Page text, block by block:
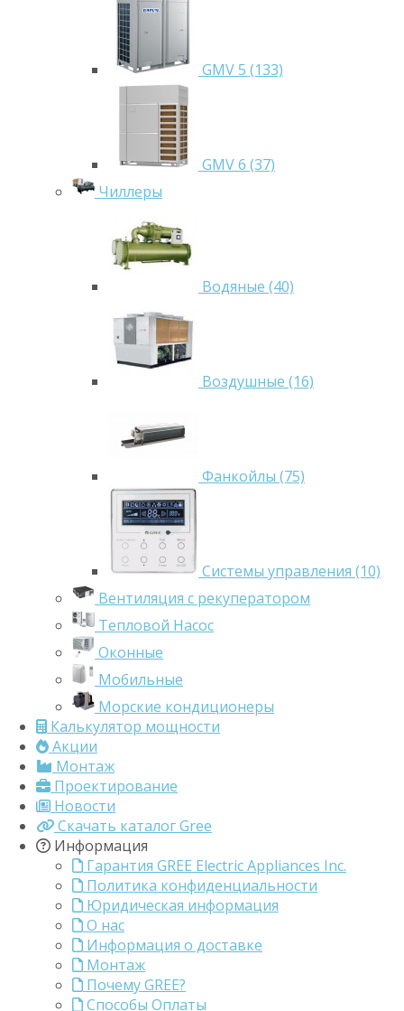
GMV 5 (133)
GMV 6 (37)
Чиллеры
Водяные (40)
Воздушные (16)
Фанкойлы (75)
Системы управления (10)
Вентиляция с рекуператором
Тепловой Насос
Оконные
Мобильные
Морские кондиционеры
Калькулятор мощности
Акции
Монтаж
Проектирование
Новости
Скачать каталог Gree
Информация
Гарантия GREE Electric Appliances Inc.
Политика конфиденциальности
Юридическая информация
О нас
Информация о доставке
Монтаж
Почему GREE?
Способы Оплаты